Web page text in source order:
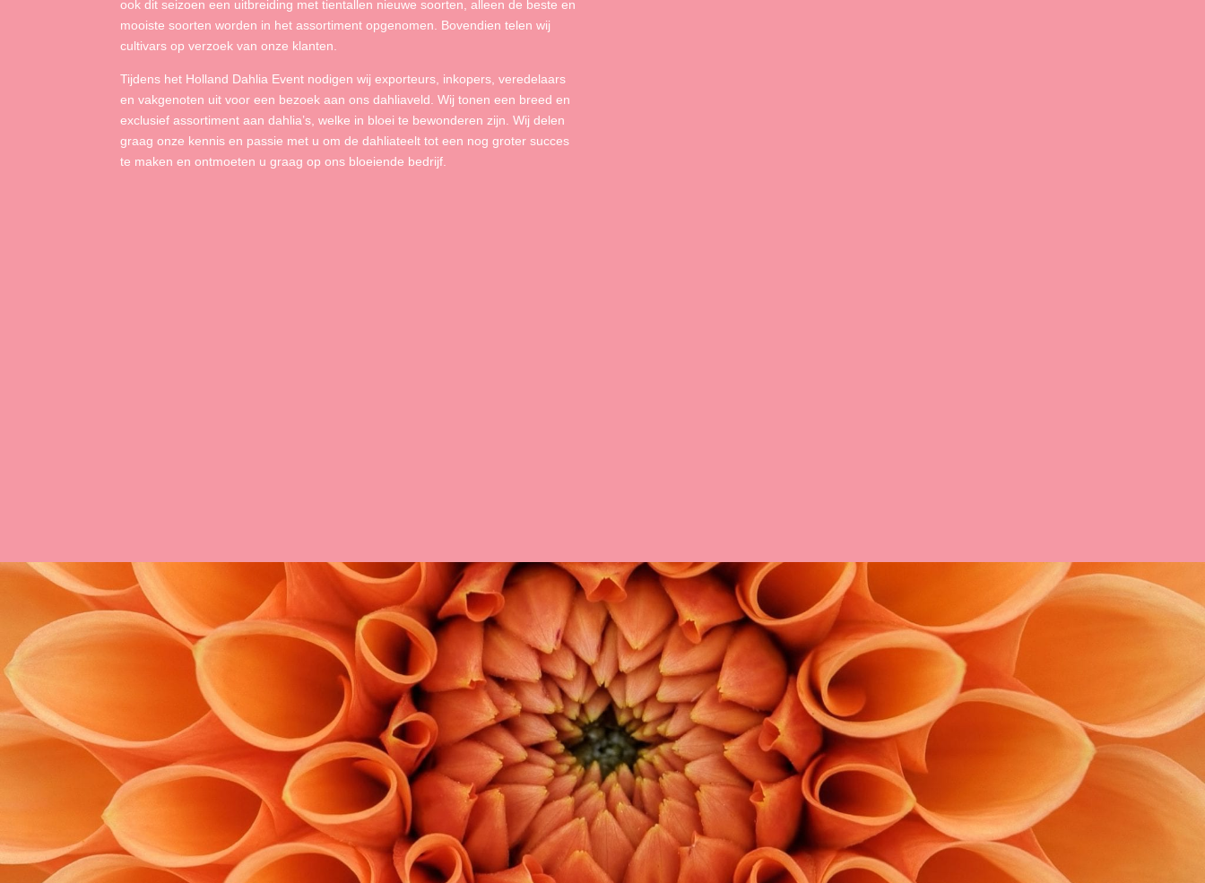
ook dit seizoen een uitbreiding met tientallen nieuwe soorten, alleen de beste en
mooiste soorten worden in het assortiment opgenomen. Bovendien telen wij
cultivars op verzoek van onze klanten.
Tijdens het Holland Dahlia Event nodigen wij exporteurs, inkopers, veredelaars
en vakgenoten uit voor een bezoek aan ons dahliaveld. Wij tonen een breed en
exclusief assortiment aan dahlia’s, welke in bloei te bewonderen zijn. Wij delen
graag onze kennis en passie met u om de dahliateelt tot een nog groter succes
te maken en ontmoeten u graag op ons bloeiende bedrijf.